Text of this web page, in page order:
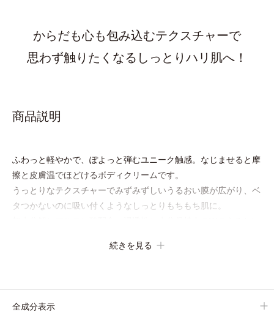
からだも心も包み込むテクスチャーで
思わず触りたくなるしっとりハリ肌へ！
商品説明
ふわっと軽やかで、ぽよっと弾むユニーク触感。なじませると摩
擦と皮膚温でほどけるボディクリームです。
うっとりなテクスチャーでみずみずしいうるおい膜が広がり、ベ
タつかないのに吸い付くようなしっとりもちもち肌に。
い。
続きを見る
全成分表示